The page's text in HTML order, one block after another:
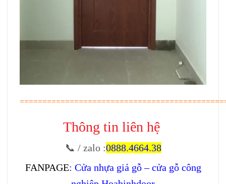
Thông tin liên hệ
📞 / zalo :0888.4664.38
FANPAGE: Cửa nhựa giả gỗ – cửa gỗ công